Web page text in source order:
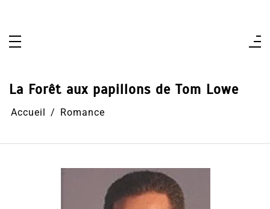
La Forêt aux papillons de Tom Lowe
Accueil Romance